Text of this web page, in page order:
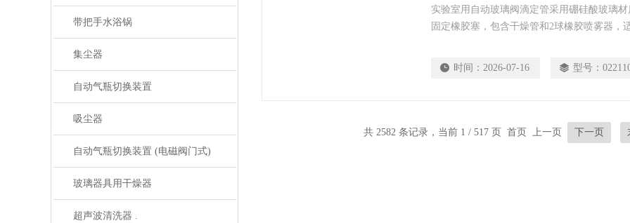
带把手水浴锅
集尘器
自动气瓶切换装置
吸尘器
自动气瓶切换装置 (电磁阀门式)
玻璃器具用干燥器
超声波清洗器 .
实验室用自动玻璃阀滴定管采用硼硅酸玻璃
固定橡胶塞，包含干燥管和2球橡胶喷雾器，
能受环境因素影响，建议用于一般实验量取
时间： 2026-07-16 型号：
共 2582 条记录，当前 1 / 517 页 首页 上一页 下一页